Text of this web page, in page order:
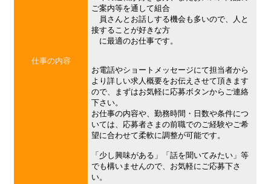
仕事の内容
ご案内等を通して組合
員さんとお話しする機会も多いので、人と
接することが好きな方
に最適のお仕事です。
お電話やショートメッセージにて担当者から
より詳しい求人概要をお伝えさせて頂きます
ので、まずはお気軽に応募ボタンからご連絡
下さい。
お仕事の内容や、勤務時間・日数や条件につ
いては、応募者さまの前職でのご経験やご希
望に合わせて柔軟に調整が可能です。
「少し興味がある」「話を聞いてみたい」等
でも構いませんので、お気軽にご応募下さ
い。